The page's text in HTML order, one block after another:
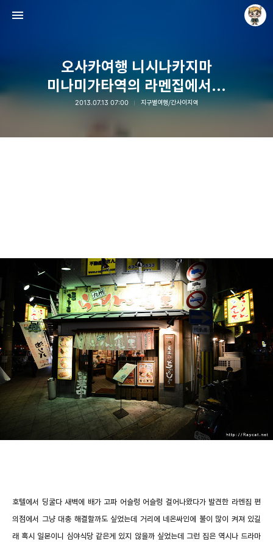
오사카여행 니시나카지마
미나미가타역의 라멘집에서...
2013.07.13 07:00 지구별여행/간사이지역
호텔에서 딩굴다 새벽에 배가 고파 어슬렁 어슬렁 걸어나왔다가 발견한 라멘집 편
의점에서 그냥 대충 해결할까도 싶었는데 거리에 네온싸인에 불이 많이 켜져 있길
래 혹시 일본이니 심야식당 같은게 있지 않을까 싶었는데 그런 집은 역시나 드라마
Raycat : Photo and Story